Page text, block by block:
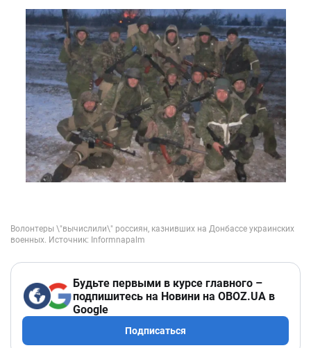
Будьте первыми в курсе главного –
подпишитесь на Новини на OBOZ.UA в
Google
Подписаться